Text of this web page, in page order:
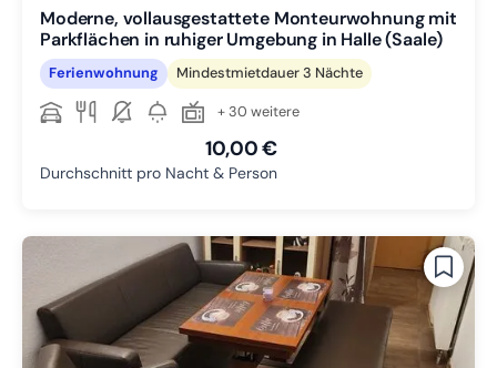
Moderne, vollausgestattete Monteurwohnung mit
Parkflächen in ruhiger Umgebung in Halle (Saale)
Ferienwohnung Mindestmietdauer 3 Nächte
+ 30 weitere
10,00 €
Durchschnitt pro Nacht & Person